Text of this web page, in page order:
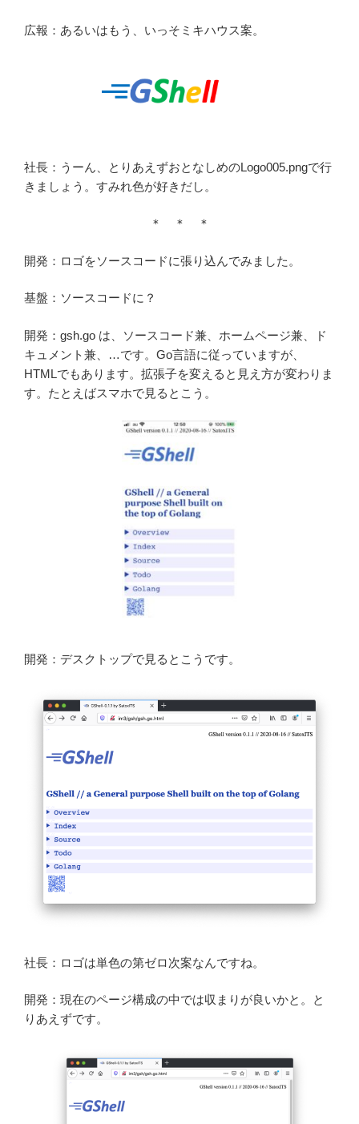
広報：あるいはもう、いっそミキハウス案。
社長：うーん、とりあえずおとなしめのLogo005.pngで行
きましょう。すみれ色が好きだし。
＊ ＊ ＊
開発：ロゴをソースコードに張り込んでみました。
基盤：ソースコードに？
開発：gsh.go は、ソースコード兼、ホームページ兼、ド
キュメント兼、…です。Go言語に従っていますが、
HTMLでもあります。拡張子を変えると見え方が変わりま
す。たとえばスマホで見るとこう。
開発：デスクトップで見るとこうです。
社長：ロゴは単色の第ゼロ次案なんですね。
開発：現在のページ構成の中では収まりが良いかと。と
りあえずです。